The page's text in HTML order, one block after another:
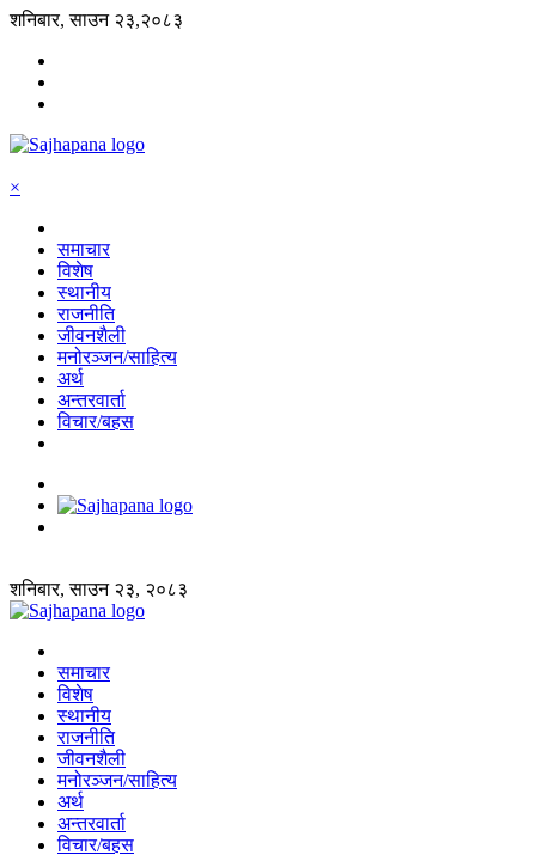
शनिबार, साउन २३,२०८३
×
समाचार
विशेष
स्थानीय
राजनीति
जीवनशैली
मनोरञ्जन/साहित्य
अर्थ
अन्तरवार्ता
विचार/बहस
शनिबार, साउन २३, २०८३
समाचार
विशेष
स्थानीय
राजनीति
जीवनशैली
मनोरञ्जन/साहित्य
अर्थ
अन्तरवार्ता
विचार/बहस